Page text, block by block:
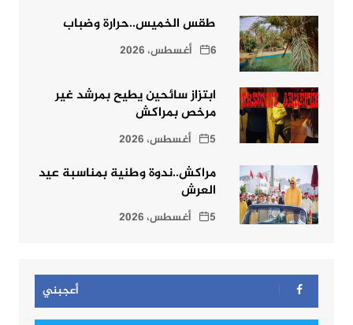
طقس الخميس..حرارة وضباب
6 أغسطس، 2026
ابتزاز سائحين يطيح بمرشد غير
مرخص بمراكش
5 أغسطس، 2026
مراكش..ندوة وطنية بمناسبة عيد
العرش
5 أغسطس، 2026
أعجبني